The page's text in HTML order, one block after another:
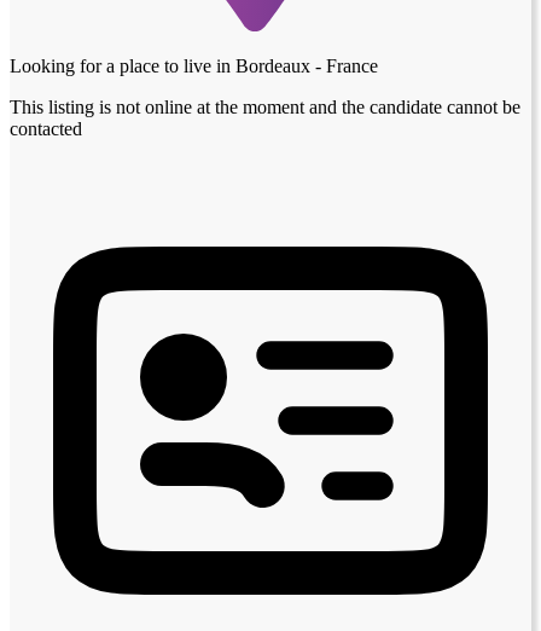
Looking for a place to live in Bordeaux - France
This listing is not online at the moment and the candidate cannot be
contacted